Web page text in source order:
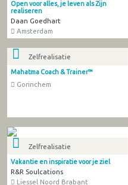
Open voor alles, je leven als Zijn
realiseren
Daan Goedhart
Amsterdam
Zelfrealisatie
Mahatma Coach & Trainer™
Gorinchem
Zelfrealisatie
Vakantie en inspiratie voor je ziel
R&R Soulcations
Liessel Noord Brabant